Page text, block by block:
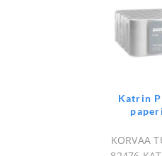
Katrin
KORVAA